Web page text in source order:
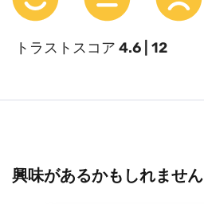
トラストスコア 4.6 | 12
興味があるかもしれません